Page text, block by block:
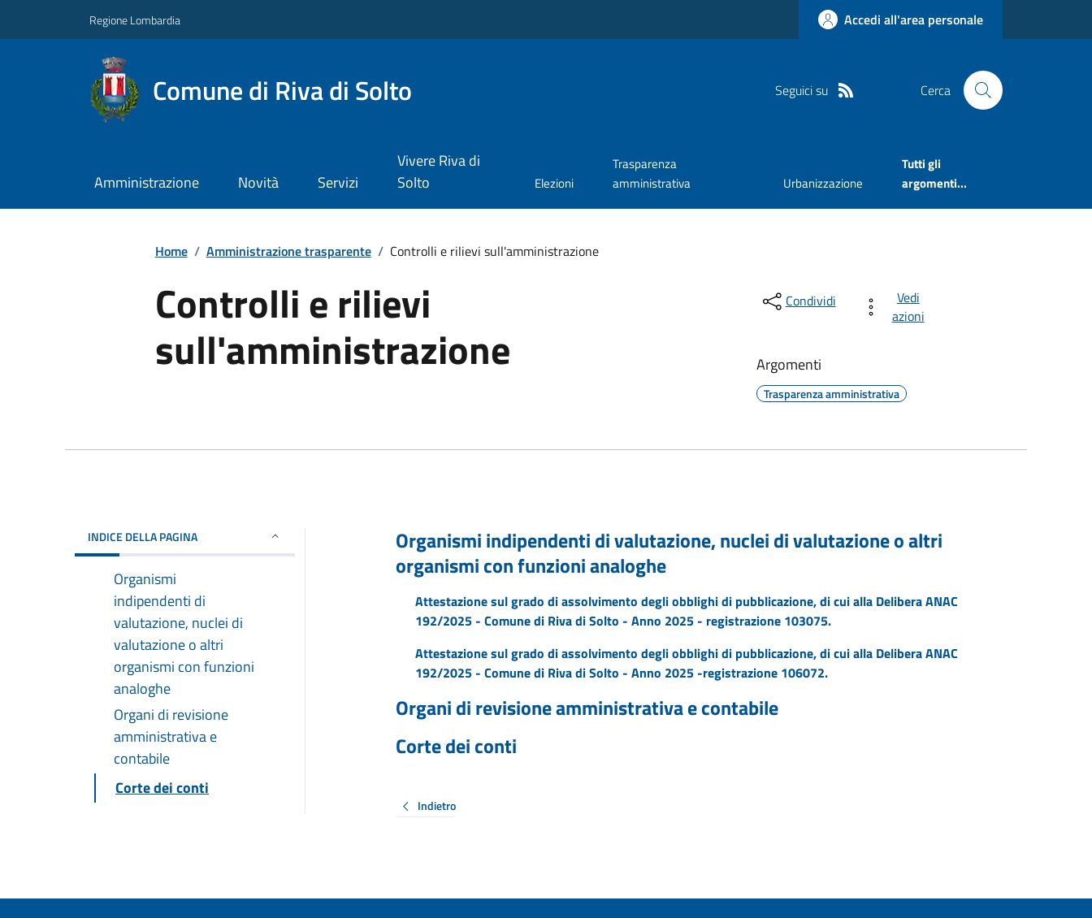
Regione Lombardia Accedi all'area personale
Comune di Riva di Solto Seguici su Cerca
Amministrazione Novità Servizi
Vivere Riva di
Solto
Elezioni
Trasparenza
amministrativa
Urbanizzazione
Tutti gli
argomenti...
Home / Amministrazione trasparente / Controlli e rilievi sull'amministrazione
Controlli e rilievi
sull'amministrazione
Condividi
Vedi
azioni
Argomenti
Trasparenza amministrativa
INDICE DELLA PAGINA
Organismi
indipendenti di
valutazione, nuclei di
valutazione o altri
organismi con funzioni
analoghe
Organi di revisione
amministrativa e
contabile
Corte dei conti
Organismi indipendenti di valutazione, nuclei di valutazione o altri
organismi con funzioni analoghe
Attestazione sul grado di assolvimento degli obblighi di pubblicazione, di cui alla Delibera ANAC
192/2025 - Comune di Riva di Solto - Anno 2025 - registrazione 103075.
Attestazione sul grado di assolvimento degli obblighi di pubblicazione, di cui alla Delibera ANAC
192/2025 - Comune di Riva di Solto - Anno 2025 -registrazione 106072.
Organi di revisione amministrativa e contabile
Corte dei conti
Indietro